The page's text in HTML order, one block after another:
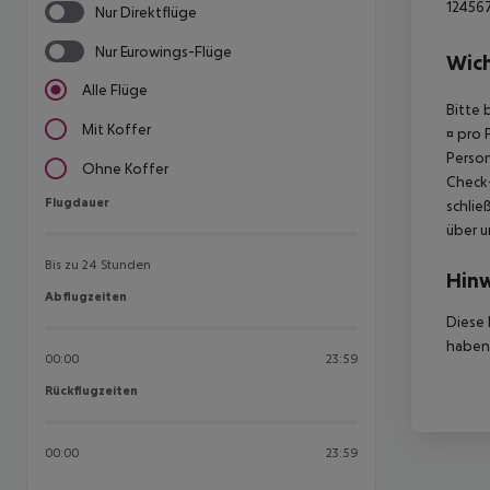
Nur Direktflüge
Nur Eurowings-Flüge
Alle Flüge
Mit Koffer
Ohne Koffer
Flugdauer
Flugdauer
Bis zu 24 Stunden
Abflugzeiten
Abflugzeiten
00:00 23:59
Rückflugzeiten
Rückflugzeiten
00:00 23:59
Bitte
¤ pro
über
Diese